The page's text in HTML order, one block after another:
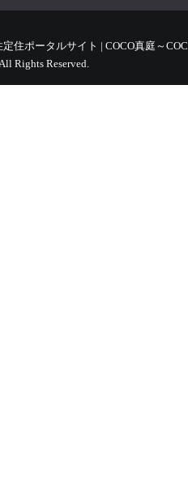
住ポータルサイト | COCO真庭～
Rights Reserved.